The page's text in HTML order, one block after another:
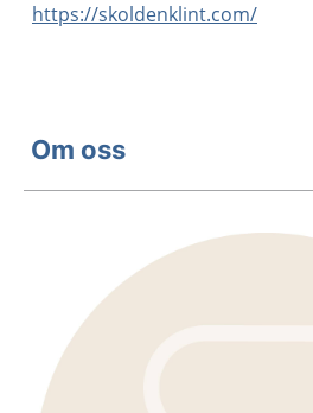
https://skoldenklint.com/
Om oss